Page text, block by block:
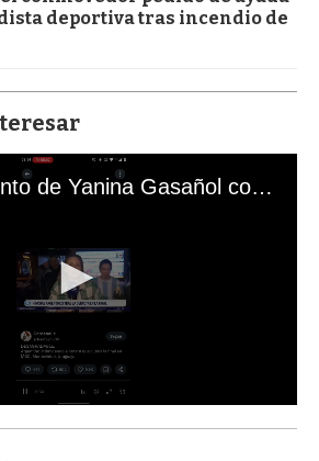
deportiva tras incendio de
El mal momento de Yanina Gasañol con un hincha argentino en "Subrayado"